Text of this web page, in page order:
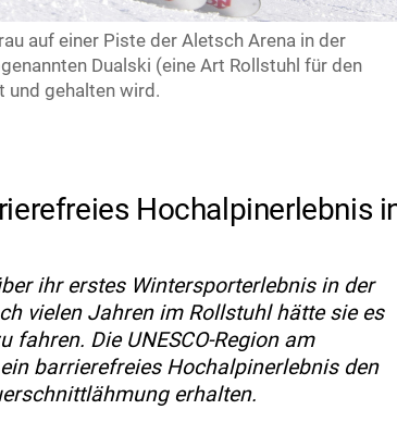
auf einer Piste der Aletsch Arena in der
Dualski (eine Art Rollstuhl für den
und gehalten wird.
Hochalpinerlebnis
ihr erstes Wintersporterlebnis in der
vielen Jahren im Rollstuhl hätte sie es
Die UNESCO-Region am
barrierefreies Hochalpinerlebnis den
erhalten.